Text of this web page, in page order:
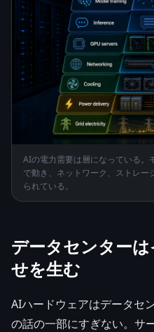
AIの電力需要は層になっている。
で動き、ネットワーク、ストレー
られている。
データセンター
せを生む
AIハードウェアはデータセ
の話の一部にすぎない。サ